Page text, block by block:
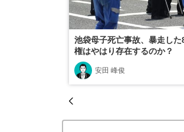
池袋母子死亡事故、暴走し
権はやはり存在するのか？
安田 峰俊